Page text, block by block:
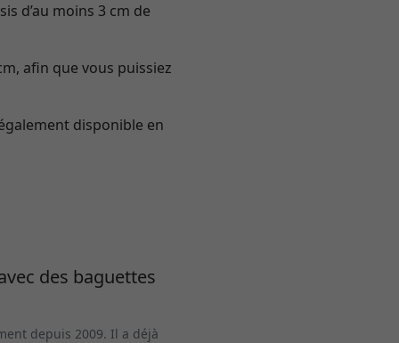
d’au moins 3 cm de
afin que vous puissiez
disponible en
des baguettes
depuis 2009. Il a déjà